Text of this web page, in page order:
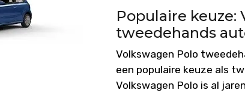
Populaire keuze:
tweedehands
Volkswagen Polo
een populaire keuze als
Volkswagen Polo is al